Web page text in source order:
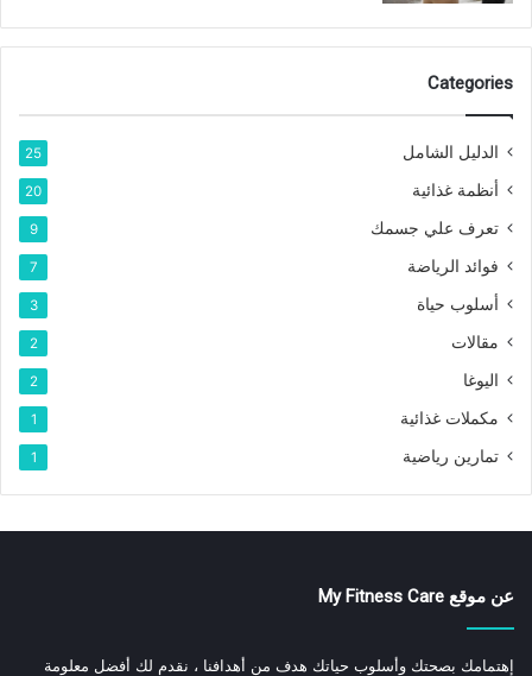
Categories
الدليل الشامل 25
أنظمة غذائية 20
تعرف علي جسمك 9
فوائد الرياضة 7
أسلوب حياة 3
مقالات 2
اليوغا 2
مكملات غذائية 1
تمارين رياضية 1
عن موقع My Fitness Care
إهتمامك بصحتك وأسلوب حياتك هدف من أهدافنا ، نقدم لك أفضل معلومة